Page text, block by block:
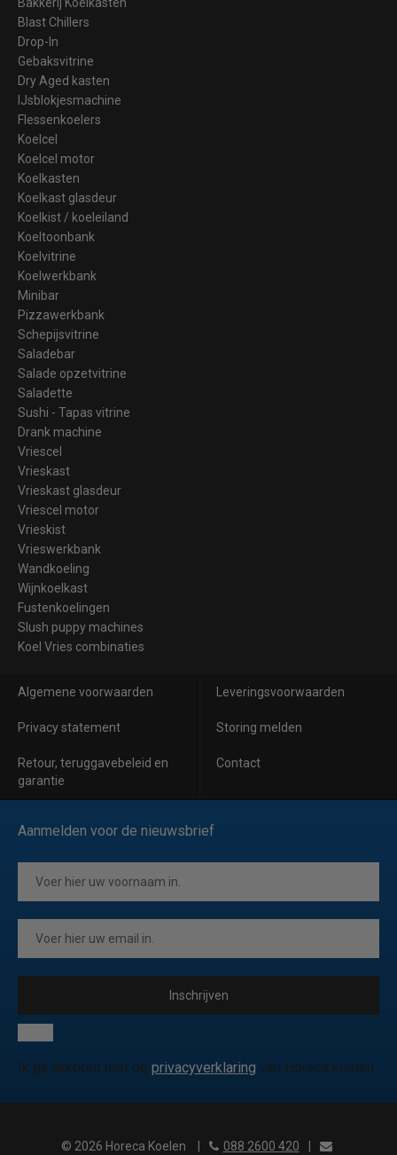
Bakkerij Koelkasten
Blast Chillers
Drop-In
Gebaksvitrine
Dry Aged kasten
IJsblokjesmachine
Flessenkoelers
Koelcel
Koelcel motor
Koelkasten
Koelkast glasdeur
Koelkist / koeleiland
Koeltoonbank
Koelvitrine
Koelwerkbank
Minibar
Pizzawerkbank
Schepijsvitrine
Saladebar
Salade opzetvitrine
Saladette
Sushi - Tapas vitrine
Drank machine
Vriescel
Vrieskast
Vrieskast glasdeur
Vriescel motor
Vrieskist
Vrieswerkbank
Wandkoeling
Wijnkoelkast
Fustenkoelingen
Slush puppy machines
Koel Vries combinaties
Algemene voorwaarden Leveringsvoorwaarden
Privacy statement Storing melden
Retour, teruggavebeleid en
garantie
Contact
Aanmelden voor de nieuwsbrief
Inschrijven
Ik ga akkoord met de privacyverklaring van Horeca koelen
© 2026 Horeca Koelen 088 2600 420